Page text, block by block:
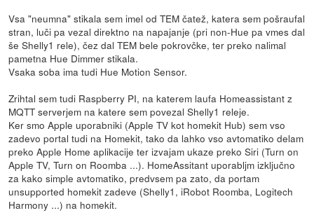
Vsa "neumna" stikala sem imel od TEM čatež, katera sem pošraufal
stran, luči pa vezal direktno na napajanje (pri non-Hue pa vmes dal
še Shelly1 rele), čez dal TEM bele pokrovčke, ter preko nalimal
pametna Hue Dimmer stikala.
Vsaka soba ima tudi Hue Motion Sensor.
Zrihtal sem tudi Raspberry PI, na katerem laufa Homeassistant z
MQTT serverjem na katere sem povezal Shelly1 releje.
Ker smo Apple uporabniki (Apple TV kot homekit Hub) sem vso
zadevo portal tudi na Homekit, tako da lahko vso avtomatiko delam
preko Apple Home aplikacije ter izvajam ukaze preko Siri (Turn on
Apple TV, Turn on Roomba ...). HomeAssitant uporabljm izključno
za kako simple avtomatiko, predvsem pa zato, da portam
unsupported homekit zadeve (Shelly1, iRobot Roomba, Logitech
Harmony ...) na homekit.